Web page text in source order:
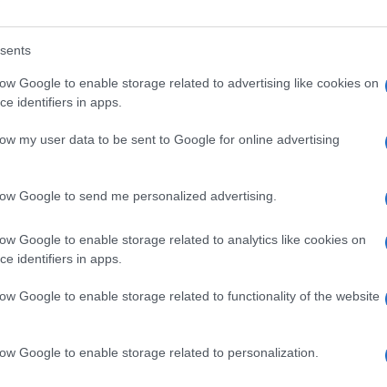
Google to enable storage related to advertising like cookies on
identifiers in apps.
my user data to be sent to Google for online advertising
Google to send me personalized advertising.
Google to enable storage related to analytics like cookies on
identifiers in apps.
Google to enable storage related to functionality of the website
Google to enable storage related to personalization.